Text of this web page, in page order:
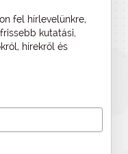
fel hírlevelünkre,
kutatási,
hírekről és